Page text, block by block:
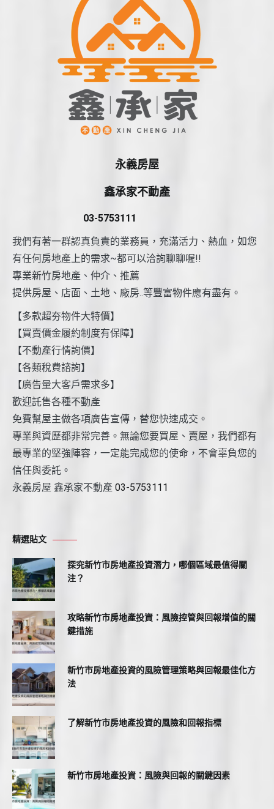
永義房屋
鑫承家不動產
03-5753111
我們有著一群認真負責的業務員，充滿活力、熱血，如您
有任何房地產上的需求~都可以洽詢聊聊喔!!
專業新竹房地產、仲介、推薦
提供房屋、店面、土地、廠房..等豐富物件應有盡有。
【多款超夯物件大特價】
【買賣價金履約制度有保障】
【不動產行情詢價】
【各類稅費諮詢】
【廣告量大客戶需求多】
歡迎託售各種不動產
免費幫屋主做各項廣告宣傳，替您快速成交。
專業與資歷都非常完善。無論您要買屋、賣屋，我們都有
最專業的堅強陣容，一定能完成您的使命，不會辜負您的
信任與委託。
永義房屋 鑫承家不動產 03-5753111
精選貼文
探究新竹市房地產投資潛力，哪個區域最值得關
注？
攻略新竹市房地產投資：風險控管與回報增值的關
鍵措施
新竹市房地產投資的風險管理策略與回報最佳化方
法
了解新竹市房地產投資的風險和回報指標
新竹市房地產投資：風險與回報的關鍵因素